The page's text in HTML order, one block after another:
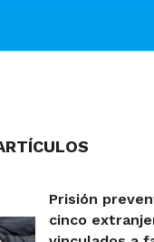
Prisión
cinco